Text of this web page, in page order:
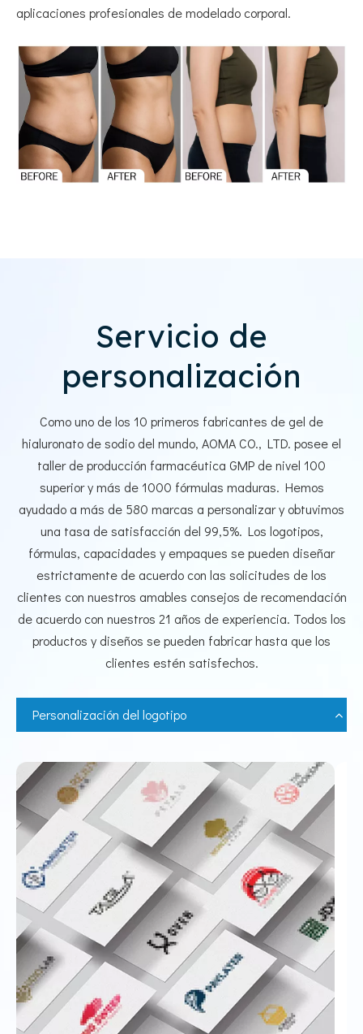
aplicaciones profesionales de modelado corporal.
Servicio de
personalización
Como uno de los 10 primeros fabricantes de gel de
hialuronato de sodio del mundo, AOMA CO., LTD. posee el
taller de producción farmacéutica GMP de nivel 100
superior y más de 1000 fórmulas maduras. Hemos
ayudado a más de 580 marcas a personalizar y obtuvimos
una tasa de satisfacción del 99,5%. Los logotipos,
fórmulas, capacidades y empaques se pueden diseñar
estrictamente de acuerdo con las solicitudes de los
clientes con nuestros amables consejos de recomendación
de acuerdo con nuestros 21 años de experiencia. Todos los
productos y diseños se pueden fabricar hasta que los
clientes estén satisfechos.
Personalización del logotipo